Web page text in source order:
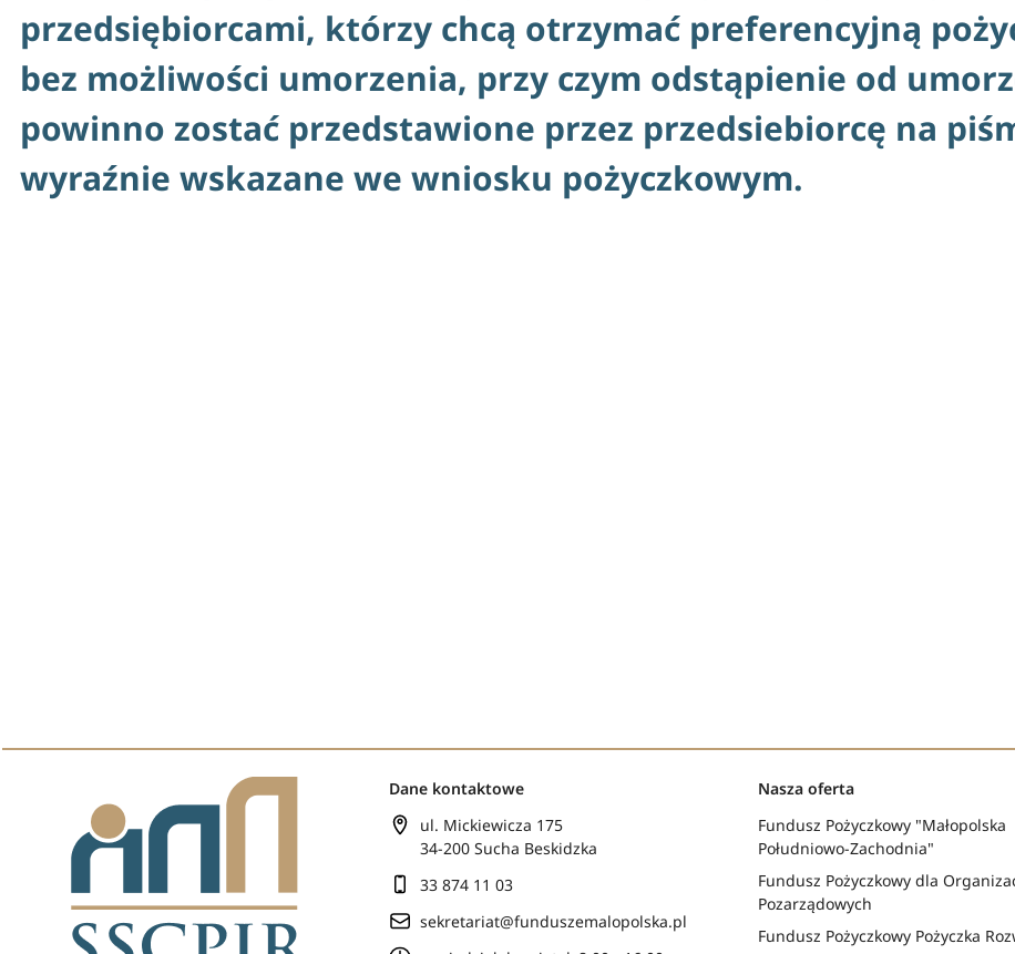
przedsiębiorcami, którzy chcą otrzymać preferencyjną
bez możliwości umorzenia, przy czym odstąpienie od
powinno zostać przedstawione przez przedsiebiorcę na
wyraźnie wskazane we wniosku pożyczkowym.
Dane kontaktowe
ul. Mickiewicza 175
34-200 Sucha Beskidzka
33 874 11 03
sekretariat@funduszemalopolska.pl
Nasza oferta
Fundusz Pożyczkowy "Małopolska
Południowo-Zachodnia"
Fundusz Pożyczkowy dla
Pozarządowych
Fundusz Pożyczkowy Pożyczka